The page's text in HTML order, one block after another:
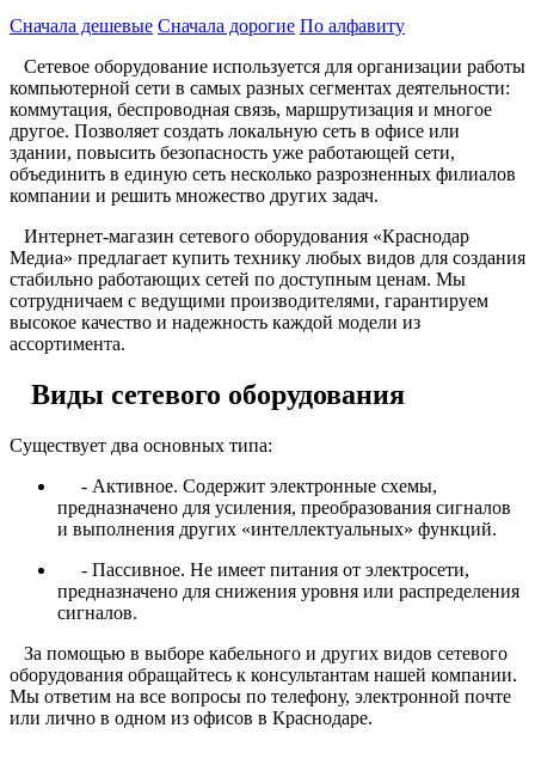
Сначала дешевые Сначала дорогие По алфавиту
Сетевое оборудование используется для организации работы
компьютерной сети в самых разных сегментах деятельности:
коммутация, беспроводная связь, маршрутизация и многое
другое. Позволяет создать локальную сеть в офисе или
здании, повысить безопасность уже работающей сети,
объединить в единую сеть несколько разрозненных филиалов
компании и решить множество других задач.
Интернет-магазин сетевого оборудования «Краснодар
Медиа» предлагает купить технику любых видов для создания
стабильно работающих сетей по доступным ценам. Мы
сотрудничаем с ведущими производителями, гарантируем
высокое качество и надежность каждой модели из
ассортимента.
Виды сетевого оборудования
Существует два основных типа:
- Активное. Содержит электронные схемы,
предназначено для усиления, преобразования сигналов
и выполнения других «интеллектуальных» функций.
- Пассивное. Не имеет питания от электросети,
предназначено для снижения уровня или распределения
сигналов.
За помощью в выборе кабельного и других видов сетевого
оборудования обращайтесь к консультантам нашей компании.
Мы ответим на все вопросы по телефону, электронной почте
или лично в одном из офисов в Краснодаре.